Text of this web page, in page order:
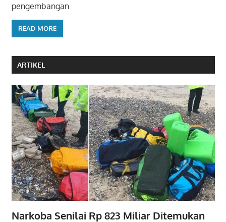
pengembangan
READ MORE
ARTIKEL
Narkoba Senilai Rp 823 Miliar Ditemukan